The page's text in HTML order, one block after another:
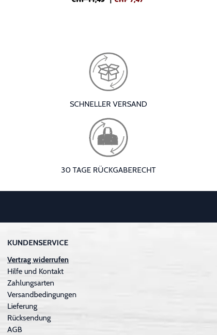
SCHNELLER VERSAND
30 TAGE RÜCKGABERECHT
KUNDENSERVICE
Vertrag widerrufen
Hilfe und Kontakt
Zahlungsarten
Versandbedingungen
Lieferung
Rücksendung
AGB